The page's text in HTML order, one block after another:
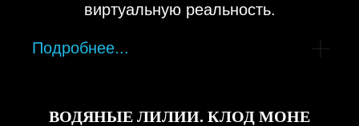
виртуальную реальность.
Подробнее...
ВОДЯНЫЕ ЛИЛИИ. КЛОД МОНЕ